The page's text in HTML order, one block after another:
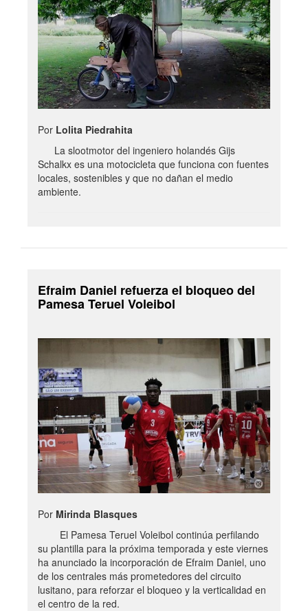
Por Lolita Piedrahita
La slootmotor del ingeniero holandés Gijs
Schalkx es una motocicleta que funciona con fuentes
locales, sostenibles y que no dañan el medio
ambiente.
Efraim Daniel refuerza el bloqueo del
Pamesa Teruel Voleibol
Por Mirinda Blasques
El Pamesa Teruel Voleibol continúa perfilando
su plantilla para la próxima temporada y este viernes
ha anunciado la incorporación de Efraim Daniel, uno
de los centrales más prometedores del circuito
lusitano, para reforzar el bloqueo y la verticalidad en
el centro de la red.